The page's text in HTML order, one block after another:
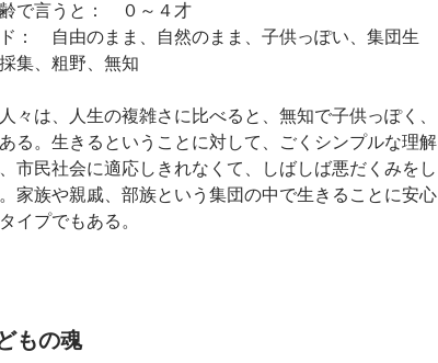
で言うと： ０～４才
： 自由のまま、自然のまま、子供っぽい、集団生
集、粗野、無知
々は、人生の複雑さに比べると、無知で子供っぽく、
る。生きるということに対して、ごくシンプルな理解
市民社会に適応しきれなくて、しばしば悪だくみをし
家族や親戚、部族という集団の中で生きることに安心
イプでもある。
もの魂